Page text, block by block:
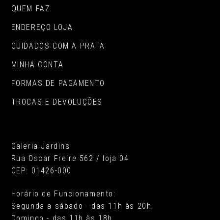
QUEM FAZ
ENDEREÇO LOJA
CUIDADOS COM A PRATA
MINHA CONTA
FORMAS DE PAGAMENTO
TROCAS E DEVOLUÇÕES
Galeria Jardins
Rua Oscar Freire 562 / loja 04
CEP: 01426-000
Horário de Funcionamento:
Segunda a sábado - das 11h às 20h